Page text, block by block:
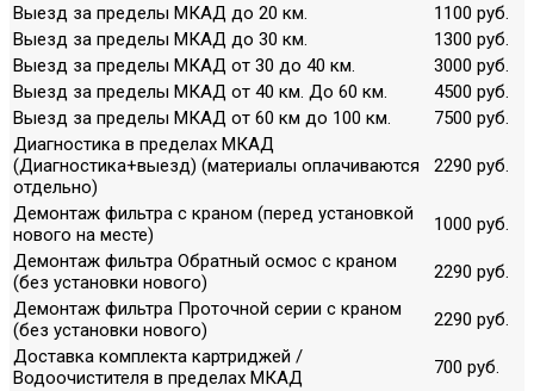
Выезд за пределы МКАД до 20 км.
1100 руб.
Выезд за пределы МКАД до 30 км.
1300 руб.
Выезд за пределы МКАД от 30 до 40 км.
3000 руб.
Выезд за пределы МКАД от 40 км. До 60 км.
4500 руб.
Выезд за пределы МКАД от 60 км до 100 км.
7500 руб.
Диагностика в пределах МКАД
(Диагностика+выезд) (материалы оплачиваются
отдельно)
2290 руб.
Демонтаж фильтра с краном (перед установкой
нового на месте)
1000 руб.
Демонтаж фильтра Обратный осмос с краном
(без установки нового)
2290 руб.
Демонтаж фильтра Проточной серии с краном
(без установки нового)
2290 руб.
Доставка комплекта картриджей /
Водоочистителя в пределах МКАД
700 руб.